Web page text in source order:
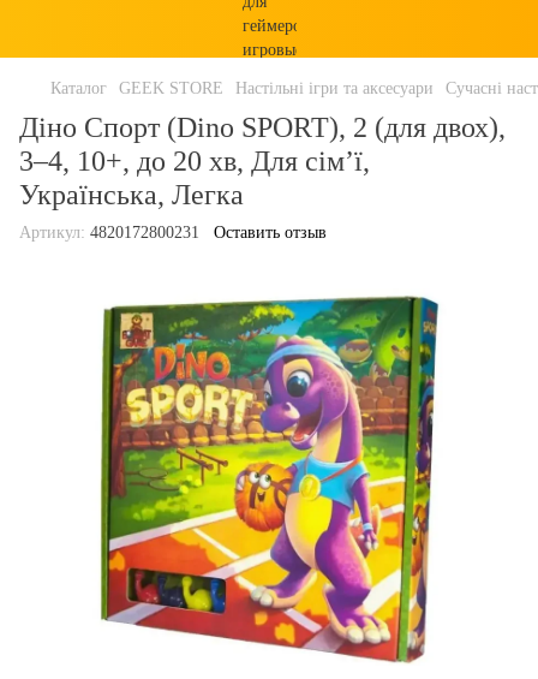
Каталог GEEK STORE Настільні ігри та аксесуари Сучасні
Діно Спорт (Dino SPORT), 2 (для двох),
3–4, 10+, до 20 хв, Для сім’ї,
Українська, Легка
Артикул: 4820172800231 Оставить отзыв